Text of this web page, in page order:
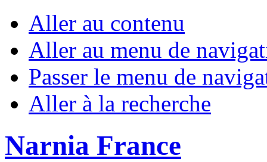
Aller au contenu
Aller au menu de
Passer le menu de
Aller à la recherche
Narnia France